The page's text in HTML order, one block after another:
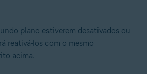
plano estiverem desativados ou
reativá-los com o mesmo
acima.